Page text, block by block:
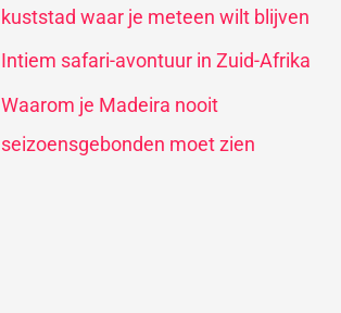
kuststad waar je meteen wilt blijven
Intiem safari-avontuur in Zuid-Afrika
Waarom je Madeira nooit
seizoensgebonden moet zien